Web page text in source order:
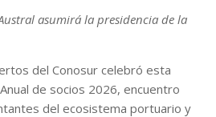
asumirá la presidencia de la
del Conosur celebró esta
de socios 2026, encuentro
del ecosistema portuario y